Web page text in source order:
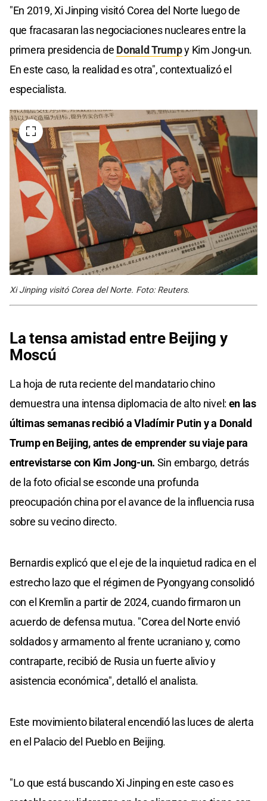
"En 2019, Xi Jinping visitó Corea del Norte luego de
que fracasaran las negociaciones nucleares entre la
primera presidencia de Donald Trumpy Kim Jong-un.
En este caso, la realidad es otra", contextualizó el
especialista.
Xi Jinping visitó Corea del Norte. Foto: Reuters.
La tensa amistad entre Beijing y
Moscú
La hoja de ruta reciente del mandatario chino
demuestra una intensa diplomacia de alto nivel: en las
últimas semanas recibió a Vladímir Putin y a Donald
Trump en Beijing, antes de emprender su viaje para
entrevistarse con Kim Jong-un. Sin embargo, detrás
de la foto oficial se esconde una profunda
preocupación china por el avance de la influencia rusa
sobre su vecino directo.
Bernardis explicó que el eje de la inquietud radica en el
estrecho lazo que el régimen de Pyongyang consolidó
con el Kremlin a partir de 2024, cuando firmaron un
acuerdo de defensa mutua. "Corea del Norte envió
soldados y armamento al frente ucraniano y, como
contraparte, recibió de Rusia un fuerte alivio y
asistencia económica", detalló el analista.
Este movimiento bilateral encendió las luces de alerta
en el Palacio del Pueblo en Beijing.
"Lo que está buscando Xi Jinping en este caso es